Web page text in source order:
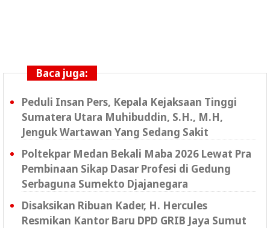
Baca juga:
Peduli Insan Pers, Kepala Kejaksaan Tinggi
Sumatera Utara Muhibuddin, S.H., M.H,
Jenguk Wartawan Yang Sedang Sakit
Poltekpar Medan Bekali Maba 2026 Lewat Pra
Pembinaan Sikap Dasar Profesi di Gedung
Serbaguna Sumekto Djajanegara
Disaksikan Ribuan Kader, H. Hercules
Resmikan Kantor Baru DPD GRIB Jaya Sumut